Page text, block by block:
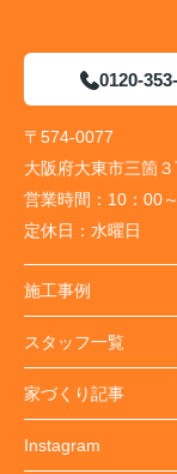
0120-
〒574-0077
大阪府大東市三箇
営業時間： 10：00
定休日： 水曜日
施工事例
スタッフ一覧
家づくり記事
Instagram